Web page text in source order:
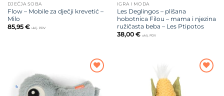
DJEČJA SOBA
Flow – Mobile za dječji krevetić –
Milo
85,95 € uklj. PDV
IGRA I MODA
Les Deglingos – plišana
hobotnica Filou – mama i njezina
ružičasta beba – Les Ptipotos
38,00 € uklj. PDV
na listu
želja